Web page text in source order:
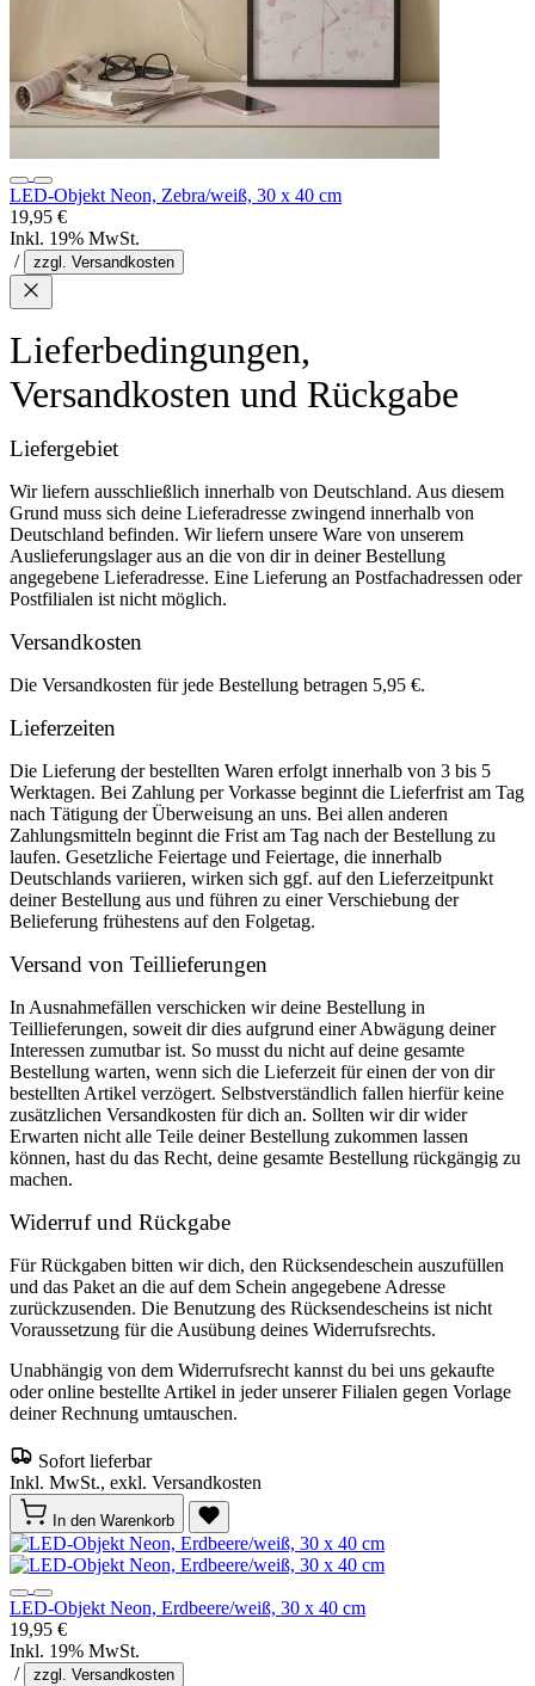
LED-Objekt Neon, Zebra/weiß, 30 x 40 cm
19,95 €
Inkl. 19% MwSt.
/
zzgl. Versandkosten
Lieferbedingungen,
Versandkosten und Rückgabe
Liefergebiet
Wir liefern ausschließlich innerhalb von Deutschland. Aus diesem
Grund muss sich deine Lieferadresse zwingend innerhalb von
Deutschland befinden. Wir liefern unsere Ware von unserem
Auslieferungslager aus an die von dir in deiner Bestellung
angegebene Lieferadresse. Eine Lieferung an Postfachadressen oder
Postfilialen ist nicht möglich.
Versandkosten
Die Versandkosten für jede Bestellung betragen 5,95 €.
Lieferzeiten
Die Lieferung der bestellten Waren erfolgt innerhalb von 3 bis 5
Werktagen. Bei Zahlung per Vorkasse beginnt die Lieferfrist am Tag
nach Tätigung der Überweisung an uns. Bei allen anderen
Zahlungsmitteln beginnt die Frist am Tag nach der Bestellung zu
laufen. Gesetzliche Feiertage und Feiertage, die innerhalb
Deutschlands variieren, wirken sich ggf. auf den Lieferzeitpunkt
deiner Bestellung aus und führen zu einer Verschiebung der
Belieferung frühestens auf den Folgetag.
Versand von Teillieferungen
In Ausnahmefällen verschicken wir deine Bestellung in
Teillieferungen, soweit dir dies aufgrund einer Abwägung deiner
Interessen zumutbar ist. So musst du nicht auf deine gesamte
Bestellung warten, wenn sich die Lieferzeit für einen der von dir
bestellten Artikel verzögert. Selbstverständlich fallen hierfür keine
zusätzlichen Versandkosten für dich an. Sollten wir dir wider
Erwarten nicht alle Teile deiner Bestellung zukommen lassen
können, hast du das Recht, deine gesamte Bestellung rückgängig zu
machen.
Widerruf und Rückgabe
Für Rückgaben bitten wir dich, den Rücksendeschein auszufüllen
und das Paket an die auf dem Schein angegebene Adresse
zurückzusenden. Die Benutzung des Rücksendescheins ist nicht
Voraussetzung für die Ausübung deines Widerrufsrechts.
Unabhängig von dem Widerrufsrecht kannst du bei uns gekaufte
oder online bestellte Artikel in jeder unserer Filialen gegen Vorlage
deiner Rechnung umtauschen.
Sofort lieferbar
Inkl. MwSt., exkl. Versandkosten
In den Warenkorb
LED-Objekt Neon, Erdbeere/weiß, 30 x 40 cm
19,95 €
Inkl. 19% MwSt.
/
zzgl. Versandkosten